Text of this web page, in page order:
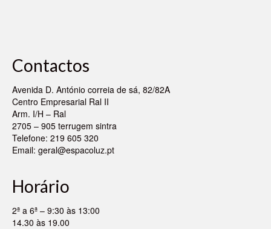
Contactos
Avenida D. António correia de sá, 82/82A
Centro Empresarial Ral II
Arm. I/H – Ral
2705 – 905 terrugem sintra
Telefone: 219 605 320
Email: geral@espacoluz.pt
Horário
2ª a 6ª – 9:30 às 13:00
14.30 às 19.00